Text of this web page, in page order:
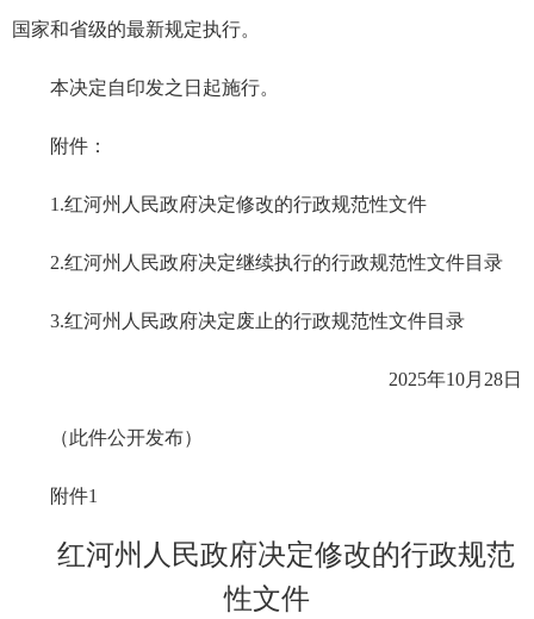
国家和省级的最新规定执行。
本决定自印发之日起施行。
附件：
1.红河州人民政府决定修改的行政规范性文件
2.红河州人民政府决定继续执行的行政规范性文件目录
3.红河州人民政府决定废止的行政规范性文件目录
2025年10月28日
（此件公开发布）
附件1
红河州人民政府决定修改的行政规范
性文件